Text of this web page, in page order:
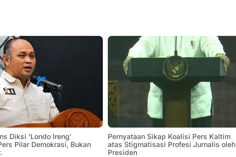
Diksi ‘Londo Ireng’
Pilar Demokrasi, Bukan
Pernyataan Sikap Koalisi Pers Kaltim
atas Stigmatisasi Profesi Jurnalis oleh
Presiden